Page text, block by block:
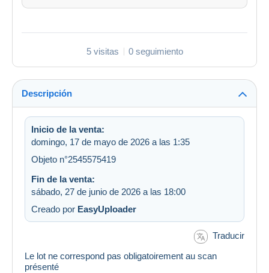
5 visitas 0 seguimiento
Descripción
Inicio de la venta:
domingo, 17 de mayo de 2026 a las 1:35
Objeto n°2545575419
Fin de la venta:
sábado, 27 de junio de 2026 a las 18:00
Creado por EasyUploader
Traducir
Le lot ne correspond pas obligatoirement au scan
présenté